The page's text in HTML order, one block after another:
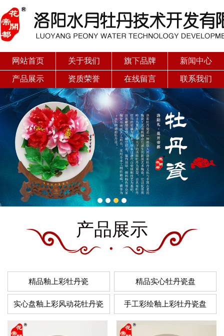
网站首页 关于我们 旗下品牌 新闻中心
产品展示 资质荣誉 在线留言 联系我们
产品展示
精品釉上彩牡丹瓷 精品实心牡丹瓷盘
实心盘釉上彩风动花牡丹瓷 手工彩绘釉上彩牡丹瓷盘